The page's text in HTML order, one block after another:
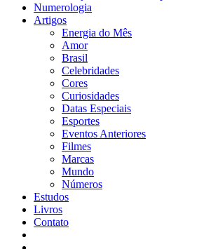
Numerologia
Artigos
Energia do Mês
Amor
Brasil
Celebridades
Cores
Curiosidades
Datas Especiais
Esportes
Eventos Anteriores
Filmes
Marcas
Mundo
Números
Estudos
Livros
Contato